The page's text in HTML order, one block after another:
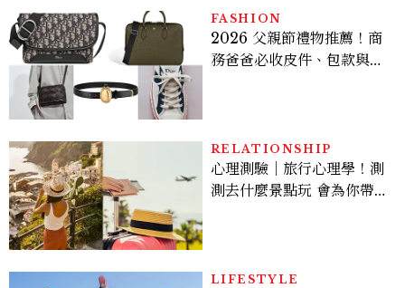
FASHION
2026 父親節禮物推薦！商
務爸爸必收皮件、包款與鞋
RELATIONSHIP
心理測驗｜旅行心理學！測
測去什麼景點玩 會為你帶來
LIFESTYLE